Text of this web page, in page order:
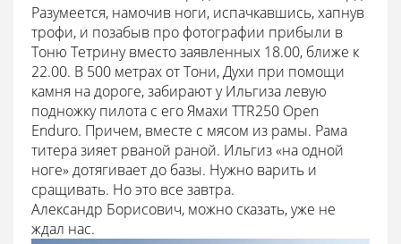
Разумеется, намочив ноги, испачкавшись, хапнув
трофи, и позабыв про фотографии прибыли в
Тоню Тетрину вместо заявленных 18.00, ближе к
22.00. В 500 метрах от Тони, Духи при помощи
камня на дороге, забирают у Ильгиза левую
подножку пилота с его Ямахи TTR250 Open
Enduro. Причем, вместе с мясом из рамы. Рама
титера зияет рваной раной. Ильгиз «на одной
ноге» дотягивает до базы. Нужно варить и
сращивать. Но это все завтра.
Александр Борисович, можно сказать, уже не
ждал нас.